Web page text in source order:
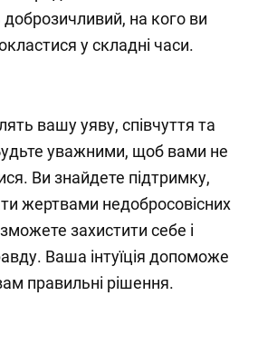
доброзичливий, на кого ви
у складні часи.
вашу уяву, співчуття та
уважними, щоб вами не
Ви знайдете підтримку,
жертвами недобросовісних
захистити себе і
Ваша інтуїція допоможе
правильні рішення.